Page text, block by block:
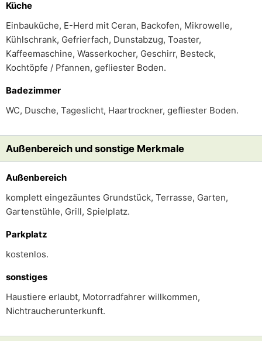
Küche
Einbauküche, E-Herd mit Ceran, Backofen, Mikrowelle,
Kühlschrank, Gefrierfach, Dunstabzug, Toaster,
Kaffeemaschine, Wasserkocher, Geschirr, Besteck,
Kochtöpfe / Pfannen, gefliester Boden.
Badezimmer
WC, Dusche, Tageslicht, Haartrockner, gefliester Boden.
Außenbereich und sonstige Merkmale
Außenbereich
komplett eingezäuntes Grundstück, Terrasse, Garten,
Gartenstühle, Grill, Spielplatz.
Parkplatz
kostenlos.
sonstiges
Haustiere erlaubt, Motorradfahrer willkommen,
Nichtraucherunterkunft.